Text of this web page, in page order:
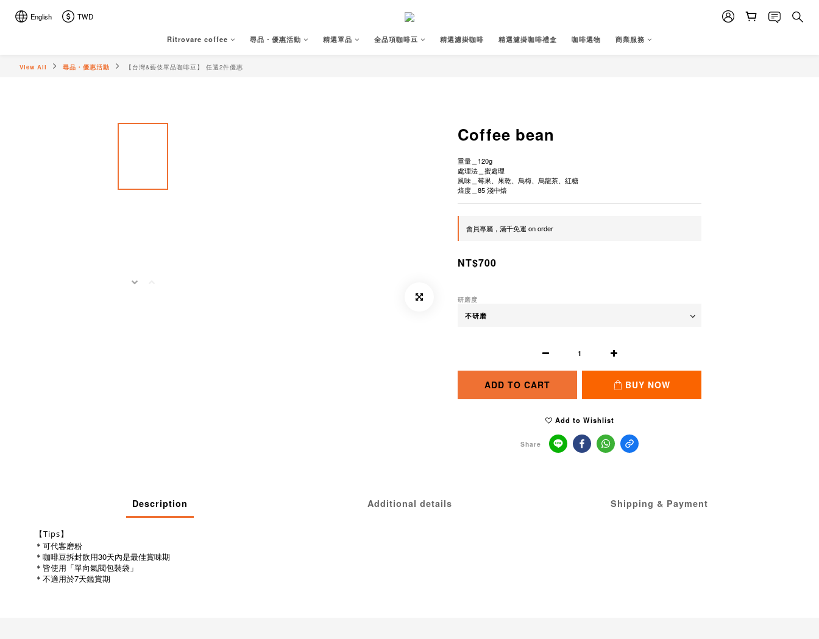
English TWD
Ritrovare coffee 尋品・優惠活動 精選單品 全品項咖啡豆 精選濾掛咖啡 精選濾掛咖啡禮盒 咖啡選物 商業服務
View All 尋品・優惠活動 【台灣&藝伎單品咖啡豆】 任選2件優惠
Coffee bean
重量＿120g
處理法＿蜜處理
風味＿莓果、果乾、烏梅、烏龍茶、紅糖
焙度＿85 淺中焙
會員專屬，滿千免運 on order
NT$700
研磨度
ADD TO CART BUY NOW
Add to Wishlist
Share
Description Additional details Shipping & Payment
【Tips】
＊可代客磨粉
＊咖啡豆拆封飲用30天內是最佳賞味期
＊皆使用「單向氣閥包裝袋」
＊不適用於7天鑑賞期